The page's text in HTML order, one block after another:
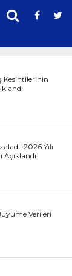
SPOR
Kesintilerinin
2026 Yılı
Açıklandı
Verileri